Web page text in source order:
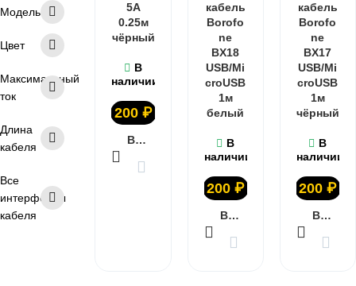
Модель
Цвет
Максимальный
ток
Длина
кабеля
Все
интерфейсы
кабеля
5A
0.25м
чёрный
В
наличии
200 ₽
В КОРЗИНУ
кабель
Borofo
ne
BX18
USB/Mi
croUSB
1м
белый
В
наличии
200 ₽
В КОРЗИНУ
кабель
Borofo
ne
BX17
USB/Mi
croUSB
1м
чёрный
В
наличии
200 ₽
В КОРЗИНУ